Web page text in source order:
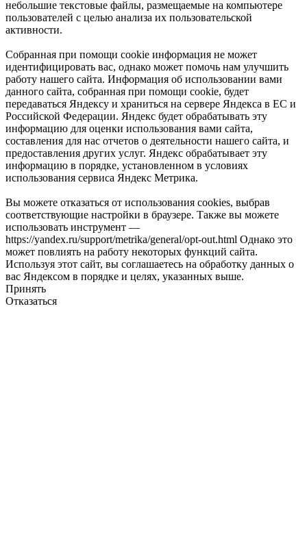
небольшие текстовые файлы, размещаемые на компьютере
пользователей с целью анализа их пользовательской
активности.
Собранная при помощи cookie информация не может
идентифицировать вас, однако может помочь нам улучшить
работу нашего сайта. Информация об использовании вами
данного сайта, собранная при помощи cookie, будет
передаваться Яндексу и храниться на сервере Яндекса в ЕС и
Российской Федерации. Яндекс будет обрабатывать эту
информацию для оценки использования вами сайта,
составления для нас отчетов о деятельности нашего сайта, и
предоставления других услуг. Яндекс обрабатывает эту
информацию в порядке, установленном в условиях
использования сервиса Яндекс Метрика.
Вы можете отказаться от использования cookies, выбрав
соответствующие настройки в браузере. Также вы можете
использовать инструмент —
https://yandex.ru/support/metrika/general/opt-out.html Однако это
может повлиять на работу некоторых функций сайта.
Используя этот сайт, вы соглашаетесь на обработку данных о
вас Яндексом в порядке и целях, указанных выше.
Принять
Отказаться